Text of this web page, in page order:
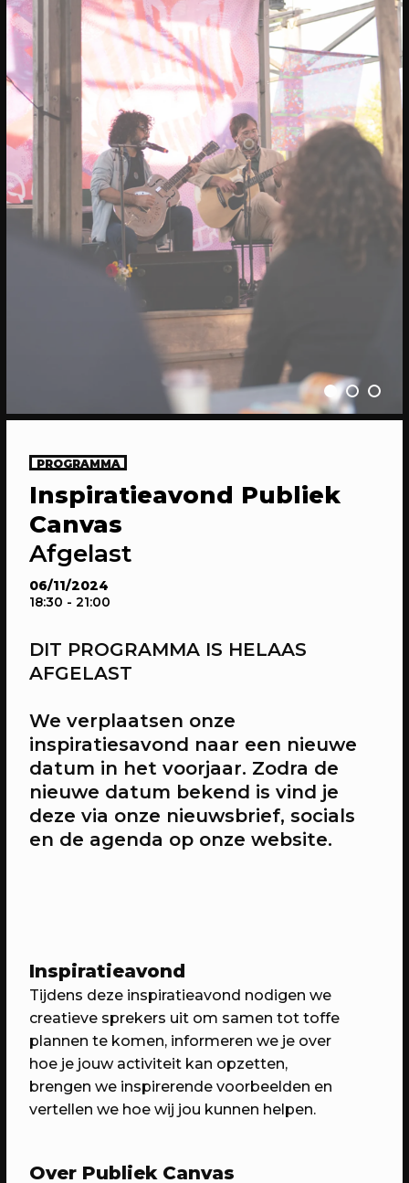
20/04/2023
Sprekers: Onze stad, ons canvas
Over de sprekers van Onze stad, ons
canvas
20/04/2023 CONFERENTIE
Gesprekken: Onze stad, ons canvas
Over de verdiepende gesprekken op
Onze stad, ons canvas
20/04/2023 CONFERENTIE
20/04/2023
PROGRAMMA
06/11/2024
18:30 - 21:00
Inspiratieavond Publiek
Canvas
Afgelast
DIT PROGRAMMA IS HELAAS
AFGELAST
We verplaatsen onze
inspiratiesavond naar een nieuwe
datum in het voorjaar. Zodra de
nieuwe datum bekend is vind je
deze via onze nieuwsbrief, socials
en de agenda op onze website.
Inspiratieavond
Tijdens deze inspiratieavond nodigen we
creatieve sprekers uit om samen tot toffe
plannen te komen, informeren we je over
hoe je jouw activiteit kan opzetten,
brengen we inspirerende voorbeelden en
vertellen we hoe wij jou kunnen helpen.
Over Publiek Canvas